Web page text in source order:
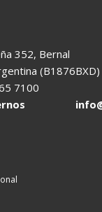
352, Bernal
(B1876BXD)
7100